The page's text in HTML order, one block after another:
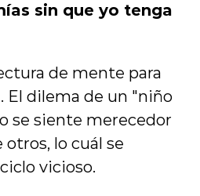
sin que yo tenga
de mente para
El dilema de un "niño
se siente merecedor
otros, lo cuál se
vicioso.